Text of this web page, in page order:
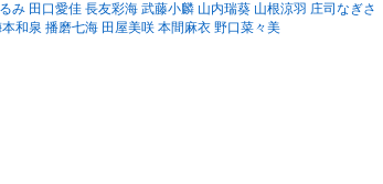
み 田口愛佳 長友彩海 武藤小麟 山内瑞葵 山根涼羽 庄司なぎさ
和泉 播磨七海 田屋美咲 本間麻衣 野口菜々美